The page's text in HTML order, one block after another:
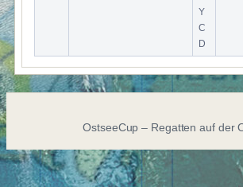
Y
C
D
OstseeCup – Regatten auf der